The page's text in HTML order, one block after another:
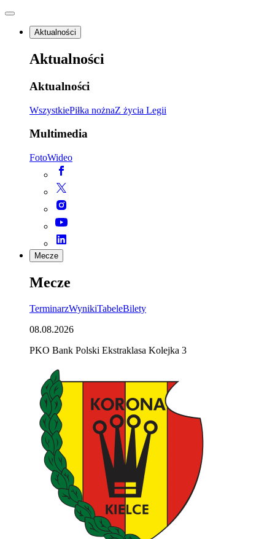
Aktualności
Aktualności
Aktualności
WszystkiePiłka nożnaZ życia Legii
Multimedia
FotoWideo
Mecze
Mecze
TerminarzWynikiTabeleBilety
08.08.2026
PKO Bank Polski Ekstraklasa Kolejka 3